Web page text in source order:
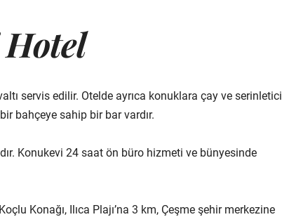
servis edilir. Otelde ayrıca konuklara çay ve serinletici
bahçeye sahip bir bar vardır.
Konukevi 24 saat ön büro hizmeti ve bünyesinde
Konağı, Ilıca Plajı’na 3 km, Çeşme şehir merkezine